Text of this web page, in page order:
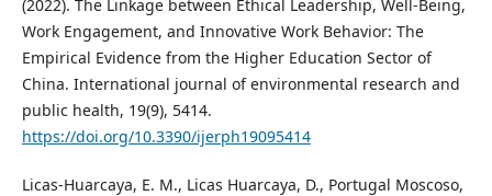
(2022). The Linkage between Ethical Leadership, Well-Being,
Work Engagement, and Innovative Work Behavior: The
Empirical Evidence from the Higher Education Sector of
China. International journal of environmental research and
public health, 19(9), 5414.
https://doi.org/10.3390/ijerph19095414
Licas-Huarcaya, E. M., Licas Huarcaya, D., Portugal Moscoso,